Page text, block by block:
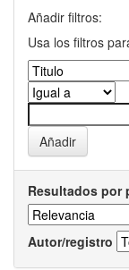
Añadir filtros:
Usa los filtros
Resultados por
Autor/registro